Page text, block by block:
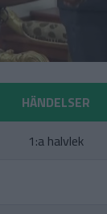
HÄNDELSER
1:a halvlek